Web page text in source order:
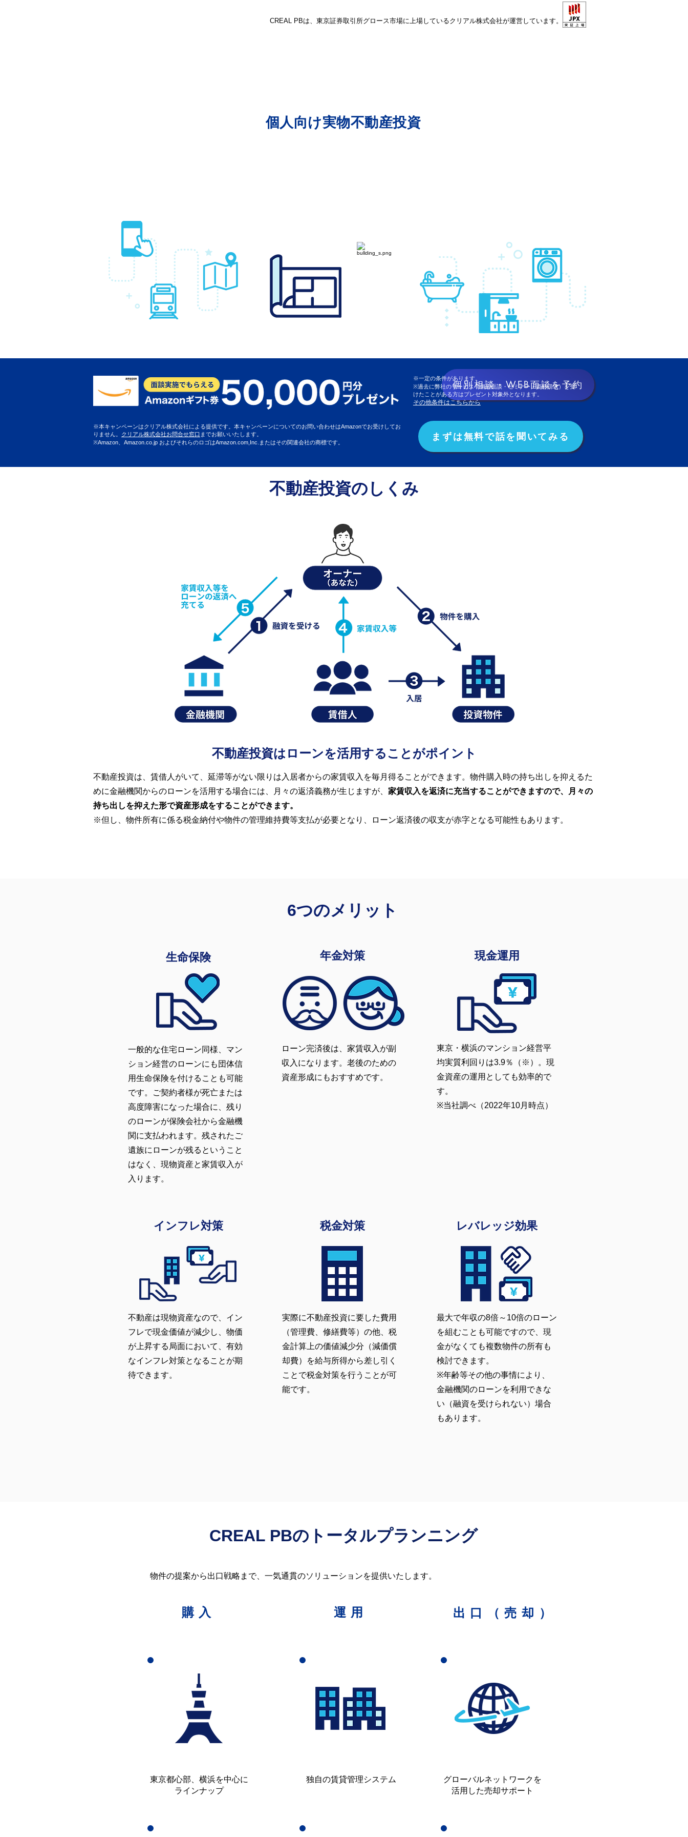
CREAL PBは、東京証券取引所グロース市場に上場しているクリアル株式会社が運営しています。
不動産投資のしくみ
不動産投資はローンを活用することがポイント
不動産投資は、賃借人がいて、延滞等がない限りは入居者からの家賃収入を毎月得ることができます。物件購入時の持ち出しを抑えるた
めに金融機関からのローンを活用する場合には、月々の返済義務が生じますが、 家賃収入を返済に充当することができますので、月々の
持ち出しを抑えた形で資産形成をすることができます。
※但し、物件所有に係る税金納付や物件の管理維持費等支払が必要となり、ローン返済後の収支が赤字となる可能性もあります。
個人向け実物不動産投資
※本キャンペーンはクリアル株式会社による提供です。本キャンペーンについてのお問い合わせはAmazonでお受けしてお
りません。 クリアル株式会社お問合せ窓口 までお願いいたします。
※Amazon、Amazon.co.jp およびそれらのロゴはAmazon.com,Inc.またはその関連会社の商標です。
個別相談・WEB面談を予約
※一定の条件があります。
※過去に弊社のサービス（個別面談・セミナー・資料請求）を受
けたことがある方はプレゼント対象外となります。
その他条件はこちらから
まずは無料で話を聞いてみる
6つのメリット
生命保険
一般的な住宅ローン同様、マン
ション経営のローンにも団体信
用生命保険を付けることも可能
です。ご契約者様が死亡または
高度障害になった場合に、残り
のローンが保険会社から金融機
関に支払われます。残されたご
遺族にローンが残るということ
はなく、現物資産と家賃収入が
入ります。
インフレ対策
不動産は現物資産なので、イン
フレで現金価値が減少し、物価
が上昇する局面において、有効
なインフレ対策となることが期
待できます。
年金対策
ローン完済後は、家賃収入が副
収入になります。老後のための
資産形成にもおすすめです。
税金対策
実際に不動産投資に要した費用
（管理費、修繕費等）の他、税
金計算上の価値減少分（減価償
却費）を給与所得から差し引く
ことで税金対策を行うことが可
能です。
現金運用
東京・横浜のマンション経営平
均実質利回りは3.9％（※）。現
金資産の運用としても効率的で
す。
※当社調べ（2022年10月時点）
レバレッジ効果
最大で年収の8倍～10倍のローン
を組むことも可能ですので、現
金がなくても複数物件の所有も
検討できます。
※年齢等その他の事情により、
金融機関のローンを利用できな
い（融資を受けられない）場合
もあります。
CREAL PBのトータルプランニング
物件の提案から出口戦略まで、一気通貫のソリューションを提供いたします。
購入 運用 出口（売却）
東京都心部、横浜を中心に
ラインナップ
独自の賃貸管理システム
グローバルネットワークを
活用した売却サポート